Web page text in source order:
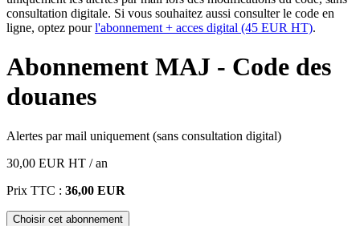
consultation digitale. Si vous souhaitez aussi consulter le code en
ligne, optez pourl'abonnement + acces digital (45 EUR HT).
Abonnement MAJ - Code des
douanes
Alertes par mail uniquement (sans consultation digital)
30,00 EUR HT / an
Prix TTC : 36,00 EUR
Choisir cet abonnement